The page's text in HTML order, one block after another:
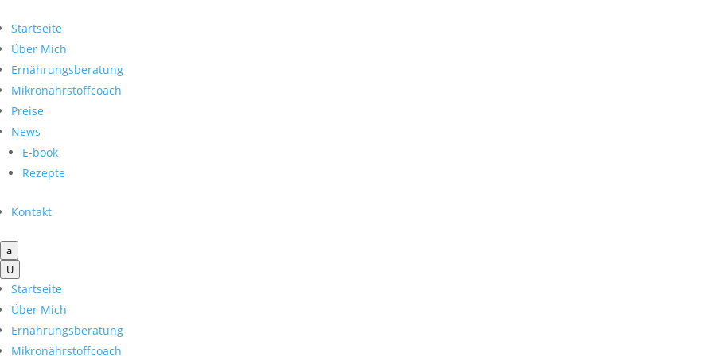
Startseite
Über Mich
Ernährungsberatung
Mikronährstoffcoach
Preise
News
E-book
Rezepte
Kontakt
a
U
Startseite
Über Mich
Ernährungsberatung
Mikronährstoffcoach